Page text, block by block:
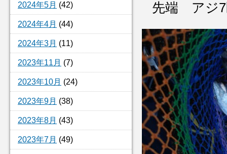
2024年5月 (42)
2024年4月 (44)
2024年3月 (11)
2023年11月 (7)
2023年10月 (24)
2023年9月 (38)
2023年8月 (43)
2023年7月 (49)
先端 ア